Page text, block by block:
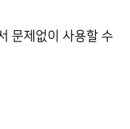
문제없이 사용할 수